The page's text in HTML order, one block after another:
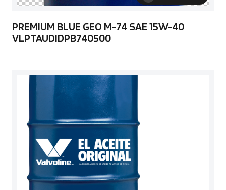
PREMIUM BLUE GEO M-74 SAE 15W-40
VLPTAUDIDPB740500